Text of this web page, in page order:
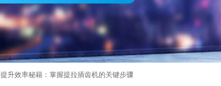
提升效率秘籍：掌握提拉插齿机的关键步骤